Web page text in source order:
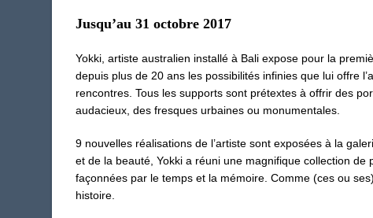
Jusqu’au 31 octobre 2017
Yokki, artiste australien installé à Bali expose pour la
depuis plus de 20 ans les possibilités infinies que lui offre
rencontres. Tous les supports sont prétextes à offrir des
audacieux, des fresques urbaines ou monumentales.
9 nouvelles réalisations de l’artiste sont exposées à la
et de la beauté, Yokki a réuni une magnifique collection
façonnées par le temps et la mémoire. Comme (ces ou
histoire.